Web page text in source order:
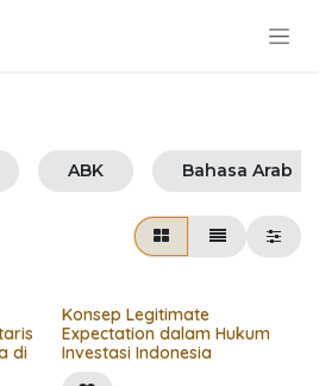
ABK Bahasa Arab
di
Konsep Legitimate
Expectation dalam Hukum
Investasi Indonesia